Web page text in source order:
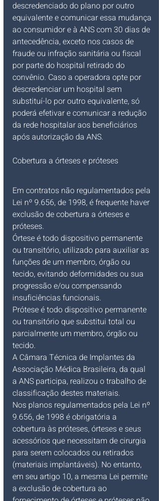
descredenciado do plano por outro
equivalente e comunicar essa mudança
ao consumidor e à ANS com 30 dias de
antecedência, exceto nos casos de
fraude ou infração sanitária ou fiscal
por parte do hospital retirado do
convênio. Caso a operadora opte por
descredenciar um hospital sem
substituí-lo por outro equivalente, só
poderá efetivar e comunicar a redução
da rede hospitalar aos beneficiários
após autorização da ANS.
Cobertura a órteses e próteses
Em contratos não regulamentados pela
Lei nº 9.656, de 1998, é frequente haver
exclusão de cobertura a órteses e
próteses.
Órtese é todo dispositivo permanente
ou transitório, utilizado para auxiliar as
funções de um membro, órgão ou
tecido, evitando deformidades ou sua
progressão e/ou compensando
insuficiências funcionais.
Prótese é todo dispositivo permanente
ou transitório que substitui total ou
parcialmente um membro, órgão ou
tecido.
A Câmara Técnica de Implantes da
Associação Médica Brasileira, da qual
a ANS participa, realizou o trabalho de
classificação destes materiais.
Nos planos regulamentados pela Lei nº
9.656, de 1998 é obrigatória a
cobertura às próteses, órteses e seus
acessórios que necessitam de cirurgia
para serem colocados ou retirados
(materiais implantáveis). No entanto,
em seu artigo 10, a mesma Lei permite
a exclusão de cobertura ao